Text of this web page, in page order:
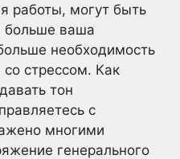
работы, могут быть
ваша
необходимость
со стрессом. Как
тон
с
многими
генерального